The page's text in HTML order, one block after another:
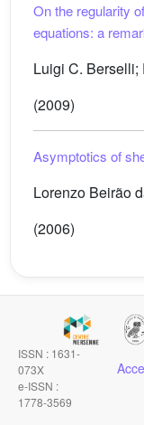
On the regularity
equations: a
Luigi C.
(2009)
Asymptotics of
Lorenzo Beirão
(2006)
ISSN : 1631-
073X
e-ISSN :
1778-3569